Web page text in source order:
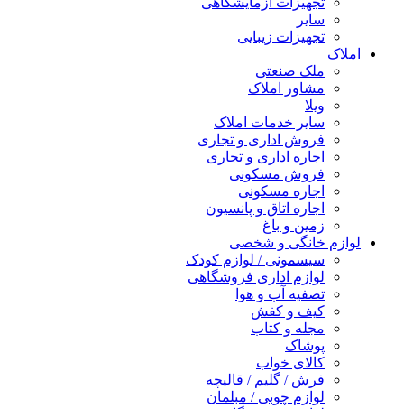
سایر
تجهیزات زیبایی
املاک
ملک صنعتی
مشاور املاک
ویلا
سایر خدمات املاک
فروش اداری و تجاری
اجاره اداری و تجاری
فروش مسکونی
اجاره مسکونی
اجاره اتاق و پانسیون
زمین و باغ
لوازم خانگی و شخصی
سیسمونی / لوازم کودک
لوازم اداری فروشگاهی
تصفیه آب و هوا
کیف و کفش
مجله و کتاب
پوشاک
کالای خواب
فرش / گلیم / قالیچه
لوازم چوبی / مبلمان